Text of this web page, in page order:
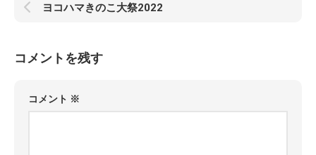
ヨコハマきのこ大祭2022
コメントを残す
コメント ※